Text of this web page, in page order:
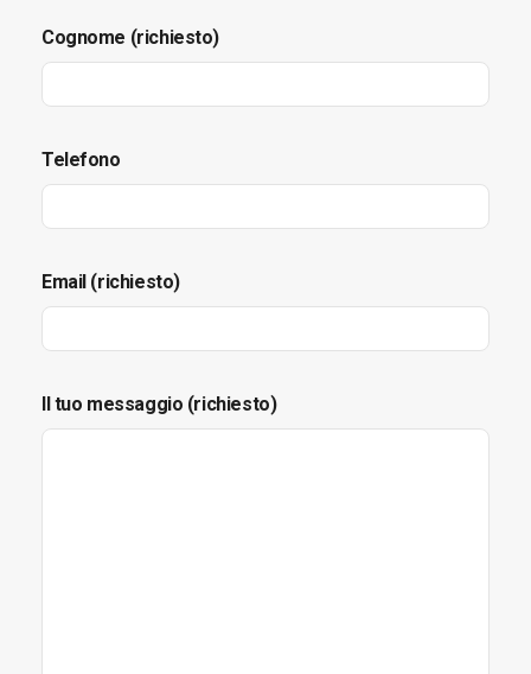
Cognome (richiesto)
Telefono
Email (richiesto)
Il tuo messaggio (richiesto)